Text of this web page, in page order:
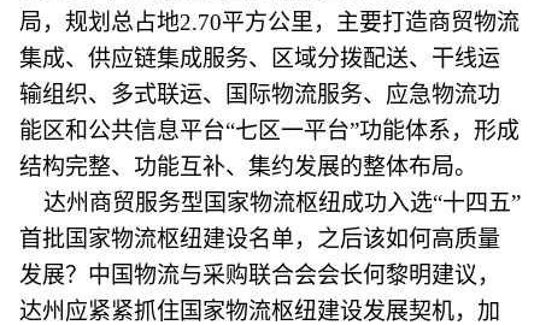
局，规划总占地2.70平方公里，主要打造商贸物流
集成、供应链集成服务、区域分拨配送、干线运
输组织、多式联运、国际物流服务、应急物流功
能区和公共信息平台“七区一平台”功能体系，形成
结构完整、功能互补、集约发展的整体布局。
达州商贸服务型国家物流枢纽成功入选“十四五”
首批国家物流枢纽建设名单，之后该如何高质量
发展？中国物流与采购联合会会长何黎明建议，
达州应紧紧抓住国家物流枢纽建设发展契机，加